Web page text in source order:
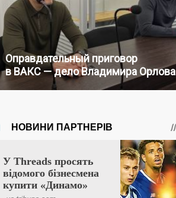
Оправдательный приговор
в ВАКС — дело Владимира Орлова